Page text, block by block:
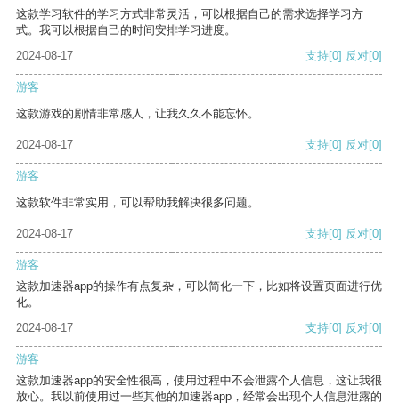
这款学习软件的学习方式非常灵活，可以根据自己的需求选择学习方
式。我可以根据自己的时间安排学习进度。
2024-08-17
支持[0] 反对[0]
游客
这款游戏的剧情非常感人，让我久久不能忘怀。
2024-08-17 支持[0] 反对[0]
游客
这款软件非常实用，可以帮助我解决很多问题。
2024-08-17 支持[0] 反对[0]
游客
这款加速器app的操作有点复杂，可以简化一下，比如将设置页面进行优
化。
2024-08-17
支持[0] 反对[0]
游客
这款加速器app的安全性很高，使用过程中不会泄露个人信息，这让我很
放心。我以前使用过一些其他的加速器app，经常会出现个人信息泄露的